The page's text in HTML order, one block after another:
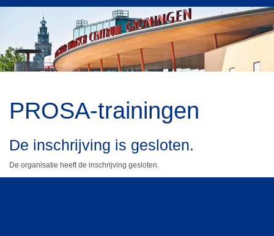
PROSA-trainingen
De inschrijving is gesloten.
De organisatie heeft de inschrijving gesloten.